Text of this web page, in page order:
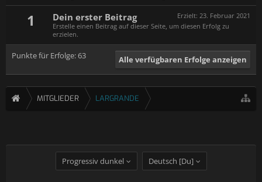
1 Erzielt: 23. Februar 2021
Dein erster Beitrag
Erstelle einen Beitrag auf dieser Seite, um diesen Erfolg zu
erzielen.
Punkte für Erfolge: 63 Alle verfügbaren Erfolge anzeigen
MITGLIEDER LARGRANDE
Progressiv dunkel Deutsch [Du]